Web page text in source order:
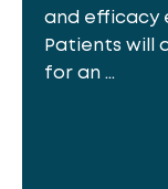
and efficacy
Patients will
for an ...